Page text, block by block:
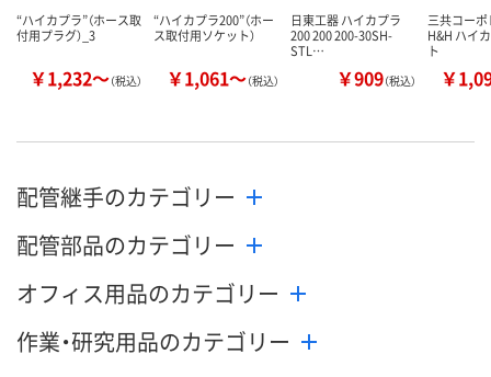
“ハイカプラ”（ホース取
付用プラグ）_3
￥1,232～（税込）
“ハイカプラ200”（ホー
ス取付用ソケット）
￥1,061～（税込）
日東工器 ハイカプラ
200 200 200-30SH-
STL…
￥909（税込）
三共コー
H&H ハイ
ト
￥
配管継手のカテゴリー
配管部品のカテゴリー
オフィス用品のカテゴリー
作業・研究用品のカテゴリー